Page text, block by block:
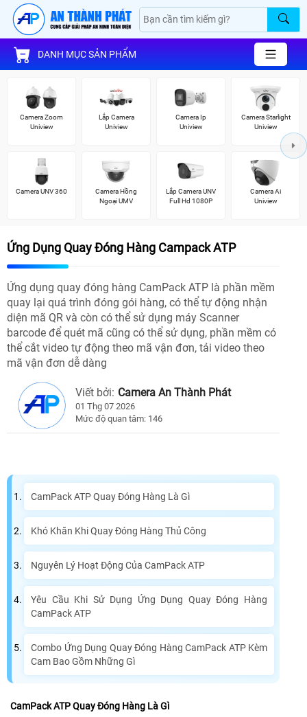
DANH MỤC SẢN PHẨM
Camera Zoom
Uniview
Lắp Camera
Uniview
Camera Ip
Uniview
Camera Starlight
Uniview
Camera UNV 360
Camera Hồng
Ngoại UMV
Lắp Camera UNV
Full Hd 1080P
Camera Ai
Uniview
Ứng Dụng Quay Đóng Hàng Campack ATP
Ứng dụng quay đóng hàng CamPack ATP là phần mềm
quay lại quá trình đóng gói hàng, có thể tự động nhận
diện mã QR và còn có thể sử dụng máy Scanner
barcode để quét mã cũng có thể sử dụng, phần mềm có
thể cắt video tự động theo mã vận đơn, tải video theo
mã vận đơn dễ dàng
Viết bởi: Camera An Thành Phát
01 Thg 07 2026
Mức độ quan tâm: 146
CamPack ATP Quay Đóng Hàng Là Gì
Khó Khăn Khi Quay Đóng Hàng Thủ Công
Nguyên Lý Hoạt Động Của CamPack ATP
Yêu Cầu Khi Sử Dụng Ứng Dụng Quay Đóng Hàng
CamPack ATP
Combo Ứng Dụng Quay Đóng Hàng CamPack ATP Kèm
Cam Bao Gồm Những Gì
CamPack ATP Quay Đóng Hàng Là Gì